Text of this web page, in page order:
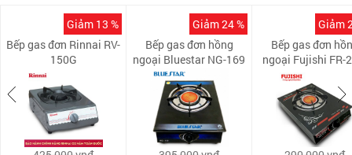
Giảm 13 %
Bếp gas đơn Rinnai RV-
150G
Giảm 24 %
Bếp gas đơn hồng
ngoại Bluestar NG-169
Giảm
Bếp gas đơn
ngoại Fujishi FR-